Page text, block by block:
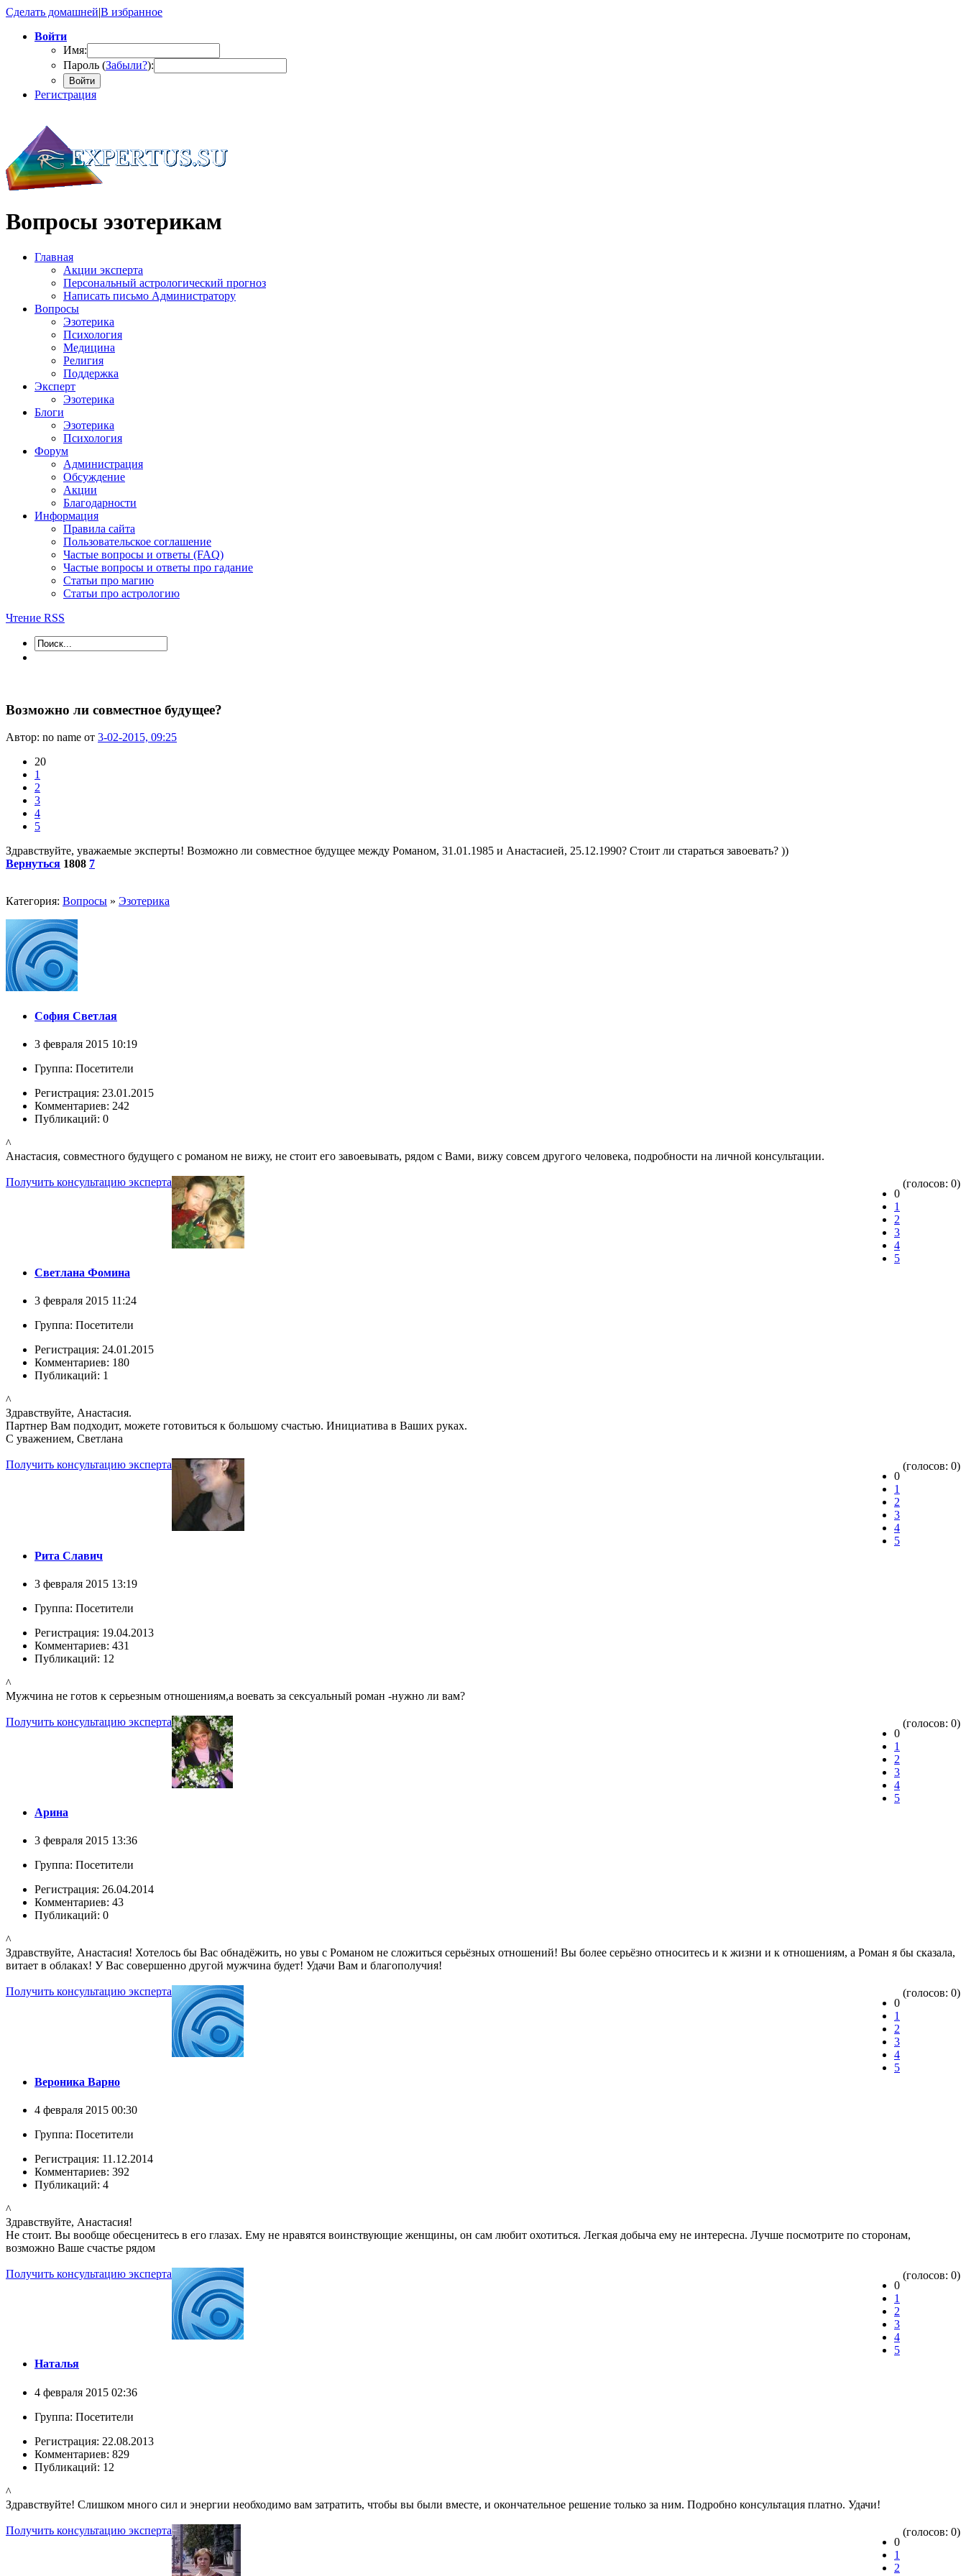
Сделать домашней|В избранное
Войти
Имя:
Пароль (Забыли?):
Войти
Регистрация
Вопросы эзотерикам
Главная
Акции эксперта
Персональный астрологический прогноз
Написать письмо Администратору
Вопросы
Эзотерика
Психология
Медицина
Религия
Поддержка
Эксперт
Эзотерика
Блоги
Эзотерика
Психология
Форум
Администрация
Обсуждение
Акции
Благодарности
Информация
Правила сайта
Пользовательское соглашение
Частые вопросы и ответы (FAQ)
Частые вопросы и ответы про гадание
Статьи про магию
Статьи про астрологию
Чтение RSS
Возможно ли совместное будущее?
Автор: no name от 3-02-2015, 09:25
20
1
2
3
4
5
Здравствуйте, уважаемые эксперты! Возможно ли совместное будущее между Романом, 31.01.1985 и Анастасией, 25.12.1990? Стоит ли стараться завоевать? ))
Вернуться 1808 7
Категория: Вопросы » Эзотерика
София Светлая
3 февраля 2015 10:19
Группа: Посетители
Регистрация: 23.01.2015
Комментариев: 242
Публикаций: 0
^
Анастасия, совместного будущего с романом не вижу, не стоит его завоевывать, рядом с Вами, вижу совсем другого человека, подробности на личной консультации.
Получить консультацию эксперта
0
1
2
3
4
5
(голосов: 0)
Светлана Фомина
3 февраля 2015 11:24
Группа: Посетители
Регистрация: 24.01.2015
Комментариев: 180
Публикаций: 1
^
Здравствуйте, Анастасия.
Партнер Вам подходит, можете готовиться к большому счастью. Инициатива в Ваших руках.
С уважением, Светлана
Получить консультацию эксперта
0
1
2
3
4
5
(голосов: 0)
Рита Славич
3 февраля 2015 13:19
Группа: Посетители
Регистрация: 19.04.2013
Комментариев: 431
Публикаций: 12
^
Мужчина не готов к серьезным отношениям,а воевать за сексуальный роман -нужно ли вам?
Получить консультацию эксперта
0
1
2
3
4
5
(голосов: 0)
Арина
3 февраля 2015 13:36
Группа: Посетители
Регистрация: 26.04.2014
Комментариев: 43
Публикаций: 0
^
Здравствуйте, Анастасия! Хотелось бы Вас обнадёжить, но увы с Романом не сложиться серьёзных отношений! Вы более серьёзно относитесь и к жизни и к отношениям, а Роман я бы сказала,
витает в облаках! У Вас совершенно другой мужчина будет! Удачи Вам и благополучия!
Получить консультацию эксперта
0
1
2
3
4
5
(голосов: 0)
Вероника Варно
4 февраля 2015 00:30
Группа: Посетители
Регистрация: 11.12.2014
Комментариев: 392
Публикаций: 4
^
Здравствуйте, Анастасия!
Не стоит. Вы вообще обесценитесь в его глазах. Ему не нравятся воинствующие женщины, он сам любит охотиться. Легкая добыча ему не интересна. Лучше посмотрите по сторонам,
возможно Ваше счастье рядом
Получить консультацию эксперта
0
1
2
3
4
5
(голосов: 0)
Наталья
4 февраля 2015 02:36
Группа: Посетители
Регистрация: 22.08.2013
Комментариев: 829
Публикаций: 12
^
Здравствуйте! Слишком много сил и энергии необходимо вам затратить, чтобы вы были вместе, и окончательное решение только за ним. Подробно консультация платно. Удачи!
Получить консультацию эксперта
0
1
2
(голосов: 0)